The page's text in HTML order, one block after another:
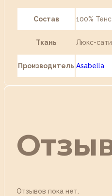
Состав 100%
Ткань Люкс-
Производитель Asabella
Отзывов пока нет.